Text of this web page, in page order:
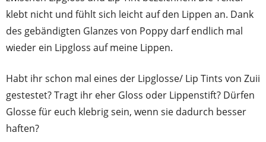
klebt nicht und fühlt sich leicht auf den Lippen an. Dank
des gebändigten Glanzes von Poppy darf endlich mal
wieder ein Lipgloss auf meine Lippen.
Habt ihr schon mal eines der Lipglosse/ Lip Tints von Zuii
gestestet? Tragt ihr eher Gloss oder Lippenstift? Dürfen
Glosse für euch klebrig sein, wenn sie dadurch besser
haften?